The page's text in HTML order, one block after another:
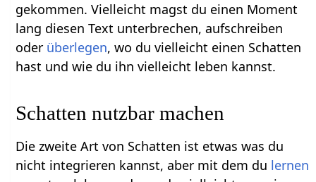
gekommen. Vielleicht magst du einen Moment
lang diesen Text unterbrechen, aufschreiben
oder überlegen, wo du vielleicht einen Schatten
hast und wie du ihn vielleicht leben kannst.
Schatten nutzbar machen
Die zweite Art von Schatten ist etwas was du
nicht integrieren kannst, aber mit dem du lernen